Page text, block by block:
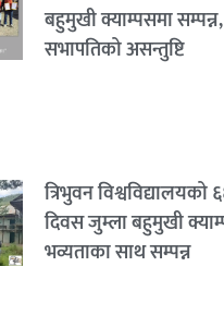
बहुमुखी क्याम्पसमा
सभापतिको असन्तुष्टि
त्रिभुवन
दिवस जुम्ला बहुमुखी
भव्यताका साथ सम्पन्न